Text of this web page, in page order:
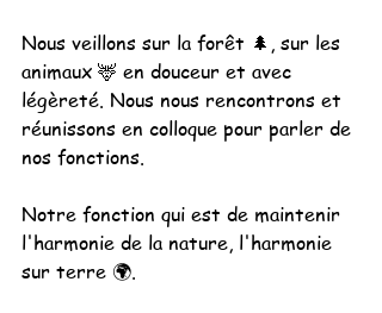
Nous veillons sur la forêt 🌲, sur les
animaux 🦌 en douceur et avec
légèreté. Nous nous rencontrons et
réunissons en colloque pour parler de
nos fonctions.
Notre fonction qui est de maintenir
l'harmonie de la nature, l'harmonie
sur terre 🌍.